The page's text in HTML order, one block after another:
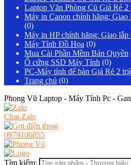
Laptop Văn Phòng Cũ Giá Rẻ 2
Máy in Canon chính hãng:
(0)
Máy in HP chính hãng: Giao
Máy Tính Đồ Họa (0)
Mua Cài Phần Mềm Bản Quyền
Ổ cứng SSD Máy Tính (0)
PC-Máy tính để bàn Giá Rẻ 2
Trang chủ (0)
Phong Vũ Laptop - Máy Tính Pc -
Chat Zalo
0979106855
Tìm kiếm: